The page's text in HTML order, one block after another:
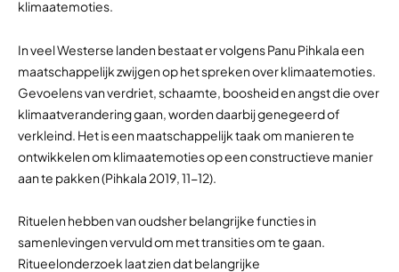
klimaatemoties.
In veel Westerse landen bestaat er volgens Panu Pihkala een
maatschappelijk zwijgen op het spreken over klimaatemoties.
Gevoelens van verdriet, schaamte, boosheid en angst die over
klimaatverandering gaan, worden daarbij genegeerd of
verkleind. Het is een maatschappelijk taak om manieren te
ontwikkelen om klimaatemoties op een constructieve manier
aan te pakken (Pihkala 2019, 11-12).
Rituelen hebben van oudsher belangrijke functies in
samenlevingen vervuld om met transities om te gaan.
Ritueelonderzoek laat zien dat belangrijke